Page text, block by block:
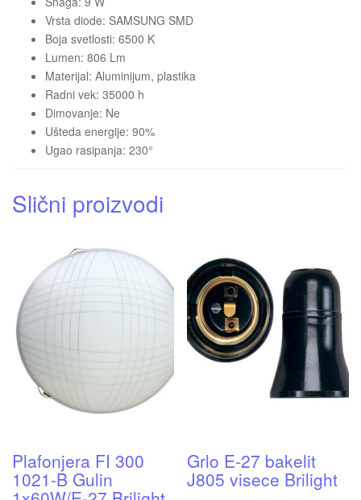
Vrsta diode: SAMSUNG SMD
Boja svetlosti: 6500 K
Lumen: 806 Lm
Materijal: Aluminijum, plastika
Radni vek: 35000 h
Dimovanje: Ne
Ušteda energije: 90%
Ugao rasipanja: 230°
Slični proizvodi
Plafonjera FI 300
1021-B Gulin
Grlo E-27 bakelit
J805 visece Brilight